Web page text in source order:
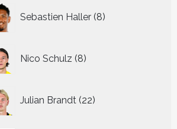
Sebastien Haller 8
producten
Nico Schulz 8
producten
Julian Brandt 22
producten